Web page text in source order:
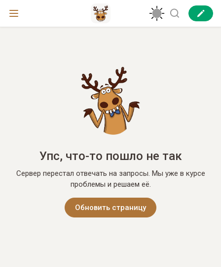
Упс, что-то пошло не так
Сервер перестал отвечать на запросы. Мы уже в курсе
проблемы и решаем её.
Обновить страницу